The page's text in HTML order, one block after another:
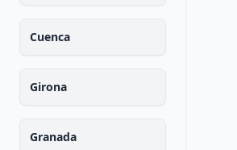
Cuenca
Girona
Granada